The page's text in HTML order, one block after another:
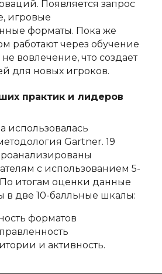
Появляется запрос
игровые
форматы. Пока же
работают через обучение
вовлечение, что создает
для новых игроков.
практик и лидеров
использовалась
Gartner. 19
с использованием 5-
итогам оценки данные
две 10-балльные шкалы:
форматов
и активность.